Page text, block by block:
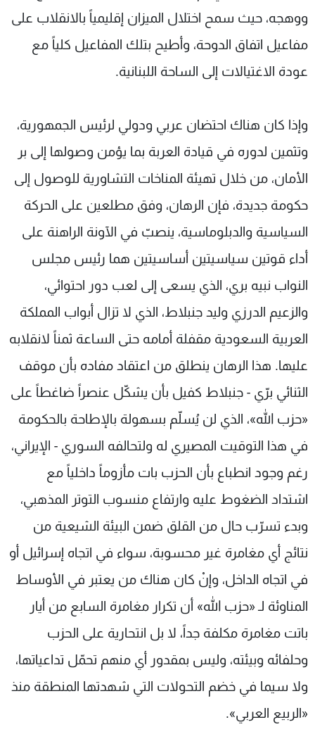
ووهجه، حيث سمح اختلال الميزان إقليمياً بالانقلاب على
مفاعيل اتفاق الدوحة، وأطيح بتلك المفاعيل كلياً مع
عودة الاغتيالات إلى الساحة اللبنانية.
وإذا كان هناك احتضان عربي ودولي لرئيس الجمهورية،
وتثمين لدوره في قيادة العربة بما يؤمن وصولها إلى بر
الأمان، من خلال تهيئة المناخات التشاورية للوصول إلى
حكومة جديدة، فإن الرهان، وفق مطلعين على الحركة
السياسية والدبلوماسية، ينصبّ في الآونة الراهنة على
أداء قوتين سياسيتين أساسيتين هما رئيس مجلس
النواب نبيه بري، الذي يسعى إلى لعب دور احتوائي،
والزعيم الدرزي وليد جنبلاط، الذي لا تزال أبواب المملكة
العربية السعودية مقفلة أمامه حتى الساعة ثمناً لانقلابه
عليها. هذا الرهان ينطلق من اعتقاد مفاده بأن موقف
الثنائي برّي - جنبلاط كفيل بأن يشكّل عنصراً ضاغطاً على
«حزب الله»، الذي لن يُسلّم بسهولة بالإطاحة بالحكومة
في هذا التوقيت المصيري له ولتحالفه السوري - الإيراني،
رغم وجود انطباع بأن الحزب بات مأزوماً داخلياً مع
اشتداد الضغوط عليه وارتفاع منسوب التوتر المذهبي،
وبدء تسرّب حال من القلق ضمن البيئة الشيعية من
نتائج أي مغامرة غير محسوبة، سواء في اتجاه إسرائيل أو
في اتجاه الداخل، وإنْ كان هناك من يعتبر في الأوساط
المناوئة لـ «حزب الله» أن تكرار مغامرة السابع من أيار
باتت مغامرة مكلفة جداً، لا بل انتحارية على الحزب
وحلفائه وبيئته، وليس بمقدور أي منهم تحمّل تداعياتها،
ولا سيما في خضم التحولات التي شهدتها المنطقة منذ
«الربيع العربي».